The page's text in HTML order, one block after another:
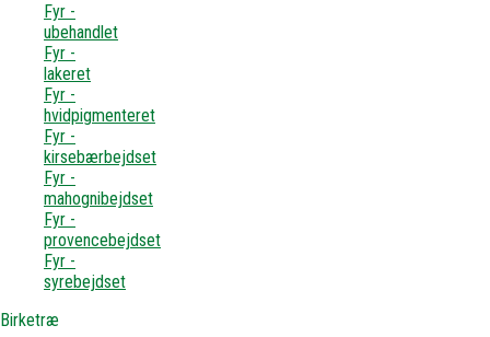
Fyr -
ubehandlet
Fyr -
lakeret
Fyr -
hvidpigmenteret
Fyr -
kirsebærbejdset
Fyr -
mahognibejdset
Fyr -
provencebejdset
Fyr -
syrebejdset
Birketræ